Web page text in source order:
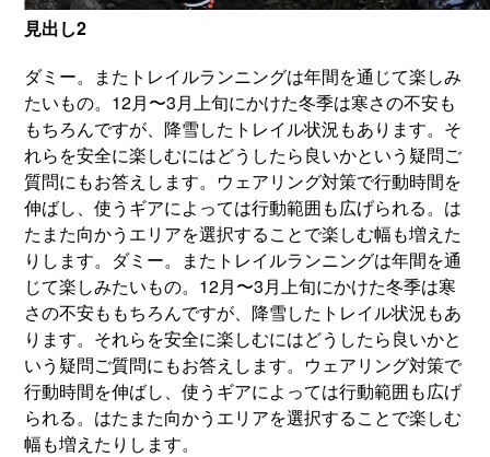
見出し2
ダミー。またトレイルランニングは年間を通じて楽しみ
たいもの。12月〜3月上旬にかけた冬季は寒さの不安も
もちろんですが、降雪したトレイル状況もあります。そ
れらを安全に楽しむにはどうしたら良いかという疑問ご
質問にもお答えします。ウェアリング対策で行動時間を
伸ばし、使うギアによっては行動範囲も広げられる。は
たまた向かうエリアを選択することで楽しむ幅も増えた
りします。ダミー。またトレイルランニングは年間を通
じて楽しみたいもの。12月〜3月上旬にかけた冬季は寒
さの不安ももちろんですが、降雪したトレイル状況もあ
ります。それらを安全に楽しむにはどうしたら良いかと
いう疑問ご質問にもお答えします。ウェアリング対策で
行動時間を伸ばし、使うギアによっては行動範囲も広げ
られる。はたまた向かうエリアを選択することで楽しむ
幅も増えたりします。